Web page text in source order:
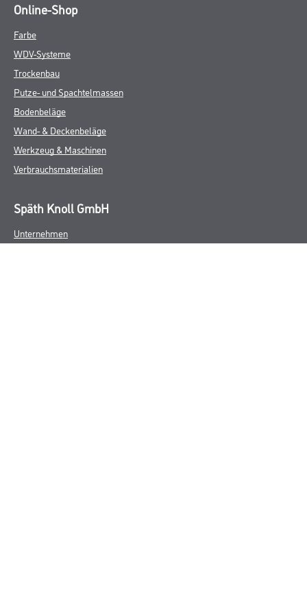
Online-Shop
Farbe
WDV-Systeme
Trockenbau
Putze- und Spachtelmassen
Bodenbeläge
Wand- & Deckenbeläge
Werkzeug & Maschinen
Verbrauchsmaterialien
Späth Knoll GmbH
Unternehmen